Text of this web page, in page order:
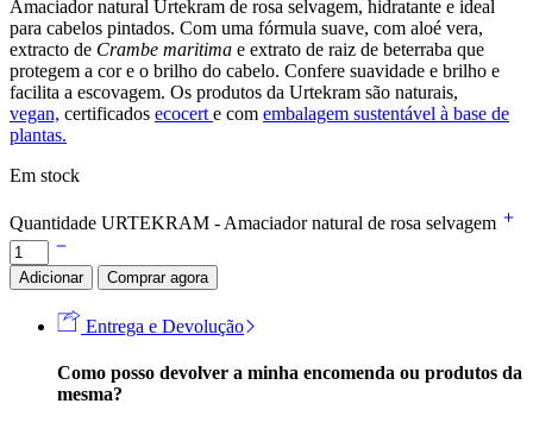
Amaciador natural Urtekram de rosa selvagem, hidratante e ideal
para cabelos pintados. Com uma fórmula suave, com aloé vera,
extracto de Crambe maritima e extrato de raiz de beterraba que
protegem a cor e o brilho do cabelo. Confere suavidade e brilho e
facilita a escovagem. Os produtos da Urtekram são naturais,
vegan, certificados ecocert e com embalagem sustentável à base de
plantas.
Em stock
Quantidade URTEKRAM - Amaciador natural de rosa selvagem
Adicionar Comprar agora
Entrega e Devolução
Como posso devolver a minha encomenda ou produtos da
mesma?